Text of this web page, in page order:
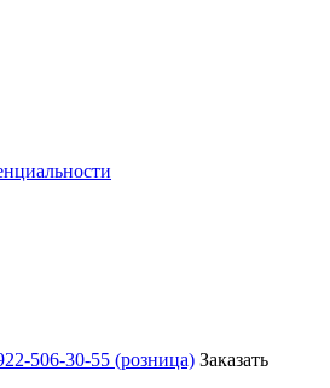
506-30-55 (розница) Заказать